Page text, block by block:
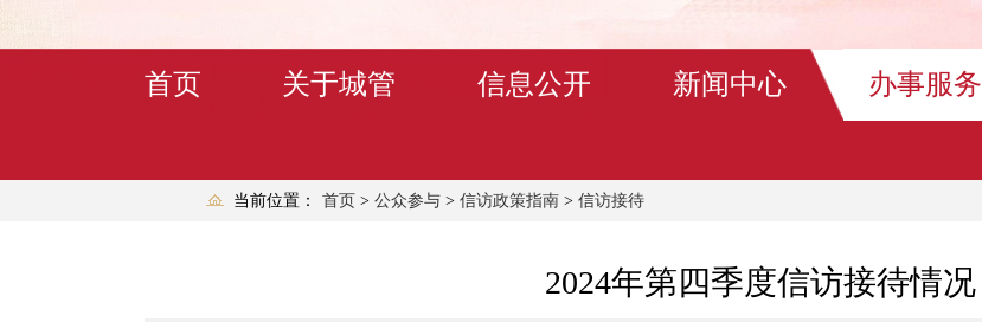
首页 关于城管 信息公开 新闻中心 办事服务
当前位置： 首页 > 公众参与 > 信访政策指南 > 信访接待
2024年第四季度信访接待情况